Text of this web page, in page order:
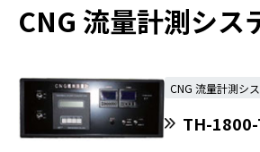
CNG 流量計測シス
CNG 流量計測シ
TH-